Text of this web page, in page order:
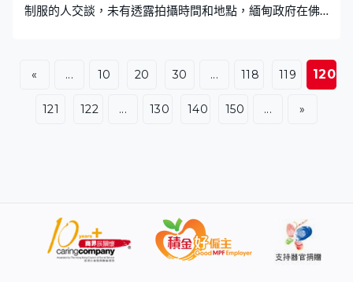
制服的人交談，未有透露拍攝時間和地點，緬甸政府在佛
期屆滿。她的律師團隊暫未收到通知，她兒子質疑相片是
2022年拍攝，暫時無法證實媽媽的狀況，希望知道她是否
仍生存。
« ... 10 20 30 ... 118 119 120
121 122 ... 130 140 150 ... »